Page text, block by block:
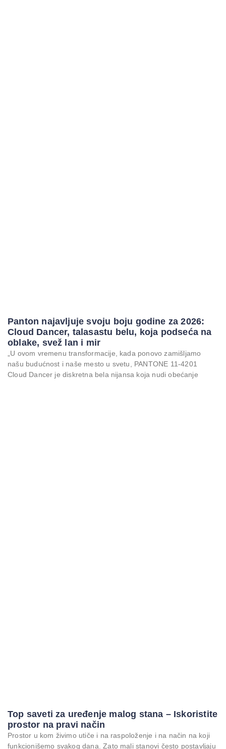
Panton najavljuje svoju boju godine za 2026:
Cloud Dancer, talasastu belu, koja podseća na
oblake, svež lan i mir
„U ovom vremenu transformacije, kada ponovo zamišljamo
našu budućnost i naše mesto u svetu, PANTONE 11-4201
Cloud Dancer je diskretna bela nijansa koja nudi obećanje
Top saveti za uređenje malog stana – Iskoristite
prostor na pravi način
Prostor u kom živimo utiče i na raspoloženje i na način na koji
funkcionišemo svakog dana. Zato mali stanovi često postavljaju